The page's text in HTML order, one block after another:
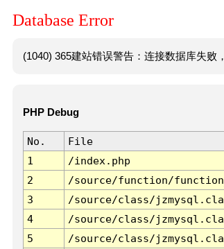
Database Error
(1040) 365建站错误警告：连接数据库失败
PHP Debug
No. File
1
/index.php
2
/source/function/
3
/source/class/
4
/source/class/
5
/source/class/